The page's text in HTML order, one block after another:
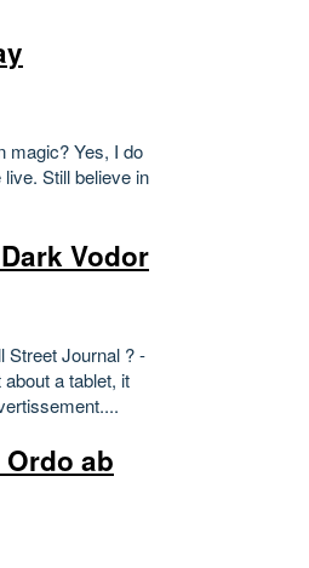
magic? Yes, I do
Still believe in
Vodor
Street Journal ? -
a tablet, it
ab